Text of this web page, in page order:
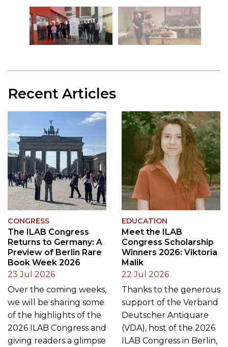
CONGRESS
The ILAB Congress
Returns to Germany: A
Preview of Berlin Rare
Book Week 2026
23 Jul 2026
Over the coming weeks,
we will be sharing some
of the highlights of the
2026 ILAB Congress and
giving readers a glimpse
of the remarkable
EDUCATION
Meet the ILAB
Congress Scholarship
Winners 2026: Viktoria
Malik
22 Jul 2026
Thanks to the generous
support of the Verband
Deutscher Antiquare
(VDA), host of the 2026
ILAB Congress in Berlin,
and an additional